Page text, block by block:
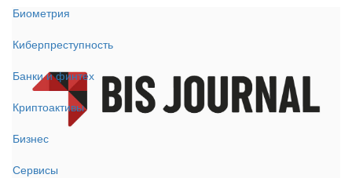
Биометрия
Киберпреступность
Банки и финтех
Криптоактивы
Бизнес
Сервисы